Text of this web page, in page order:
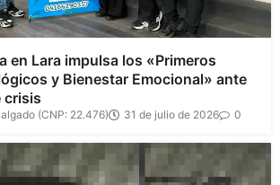
en Lara impulsa los «Primeros
y Bienestar Emocional» ante
crisis
(CNP: 22.476) 31 de julio de 2026 0